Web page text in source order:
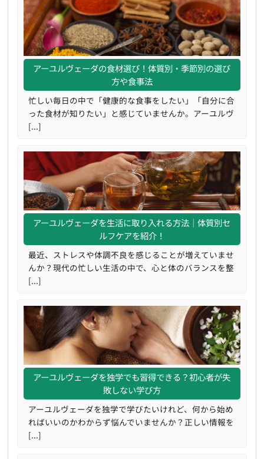
アーユルヴェーダの食材選び！体質別・季節別の選び
方や食事法
忙しい毎日の中で「健康的な食事をしたい」「自分に合
った食材が知りたい」と感じていませんか。アーユルヴ
[...]
アーユルヴェーダを生活に取り入れる方法｜体質別セ
ルフケアを紹介！
最近、ストレスや体調不良を感じることが増えていませ
んか？現代の忙しい生活の中で、心と体のバランスを整
[...]
アーユルヴェーダを独学でも習得できる？初心者が失
敗しない学び方
アーユルヴェーダを独学で学びたいけれど、何から始め
ればいいのかわからず悩んでいませんか？正しい情報を
[...]